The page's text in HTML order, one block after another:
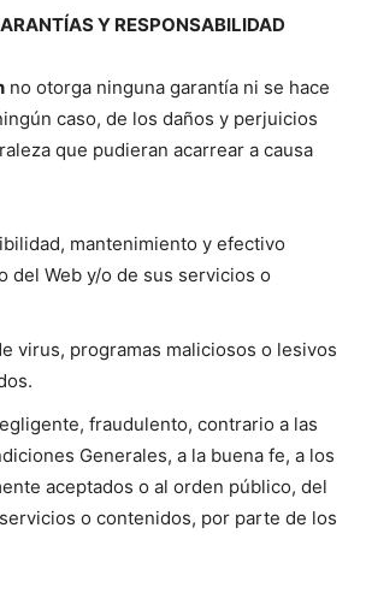
Y RESPONSABILIDAD
no otorga ninguna garantía ni se hace
caso, de los daños y perjuicios
que pudieran acarrear a causa
mantenimiento y efectivo
del Web y/o de sus servicios o
virus, programas maliciosos o lesivos
fraudulento, contrario a las
Generales, a la buena fe, a los
aceptados o al orden público, del
o contenidos, por parte de los